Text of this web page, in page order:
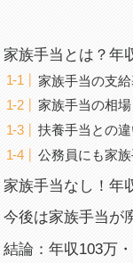
家族手当とは？年
家族手当の支
家族手当の相
扶養手当との違
公務員にも家
家族手当なし！年
今後は家族手当が
結論：年収103万